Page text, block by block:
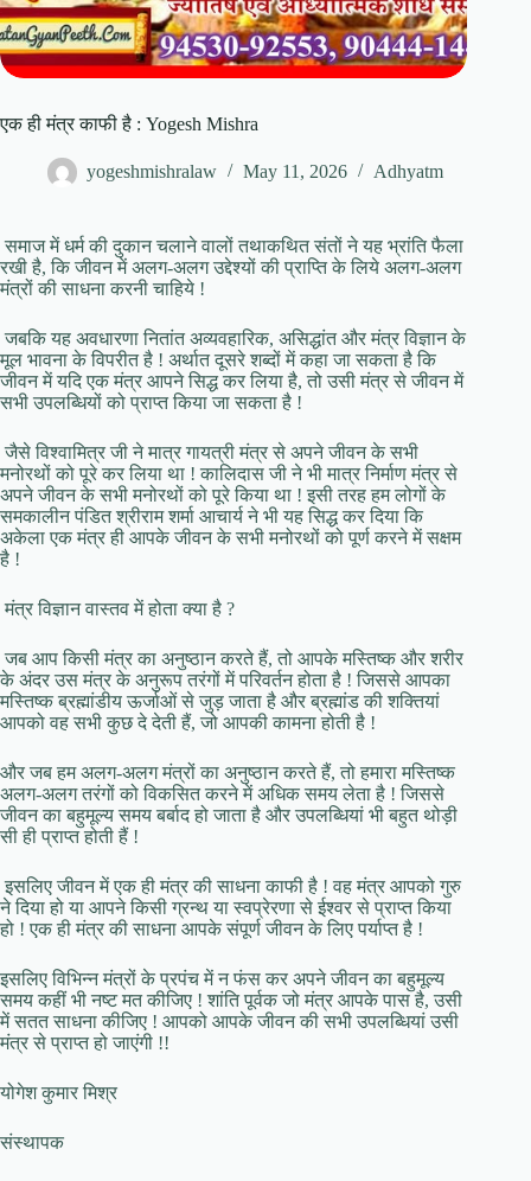
एक ही मंत्र काफी है : Yogesh Mishra
yogeshmishralaw May 11, 2026 Adhyatm
समाज में धर्म की दुकान चलाने वालों तथाकथित संतों ने यह भ्रांति फैला
रखी है, कि जीवन में अलग-अलग उद्देश्यों की प्राप्ति के लिये अलग-अलग
मंत्रों की साधना करनी चाहिये !
जबकि यह अवधारणा नितांत अव्यवहारिक, असिद्धांत और मंत्र विज्ञान के
मूल भावना के विपरीत है ! अर्थात दूसरे शब्दों में कहा जा सकता है कि
जीवन में यदि एक मंत्र आपने सिद्ध कर लिया है, तो उसी मंत्र से जीवन में
सभी उपलब्धियों को प्राप्त किया जा सकता है !
जैसे विश्वामित्र जी ने मात्र गायत्री मंत्र से अपने जीवन के सभी
मनोरथों को पूरे कर लिया था ! कालिदास जी ने भी मात्र निर्माण मंत्र से
अपने जीवन के सभी मनोरथों को पूरे किया था ! इसी तरह हम लोगों के
समकालीन पंडित श्रीराम शर्मा आचार्य ने भी यह सिद्ध कर दिया कि
अकेला एक मंत्र ही आपके जीवन के सभी मनोरथों को पूर्ण करने में सक्षम
है !
मंत्र विज्ञान वास्तव में होता क्या है ?
जब आप किसी मंत्र का अनुष्ठान करते हैं, तो आपके मस्तिष्क और शरीर
के अंदर उस मंत्र के अनुरूप तरंगों में परिवर्तन होता है ! जिससे आपका
मस्तिष्क ब्रह्मांडीय ऊर्जाओं से जुड़ जाता है और ब्रह्मांड की शक्तियां
आपको वह सभी कुछ दे देती हैं, जो आपकी कामना होती है !
और जब हम अलग-अलग मंत्रों का अनुष्ठान करते हैं, तो हमारा मस्तिष्क
अलग-अलग तरंगों को विकसित करने में अधिक समय लेता है ! जिससे
जीवन का बहुमूल्य समय बर्बाद हो जाता है और उपलब्धियां भी बहुत थोड़ी
सी ही प्राप्त होती हैं !
इसलिए जीवन में एक ही मंत्र की साधना काफी है ! वह मंत्र आपको गुरु
ने दिया हो या आपने किसी ग्रन्थ या स्वप्रेरणा से ईश्वर से प्राप्त किया
हो ! एक ही मंत्र की साधना आपके संपूर्ण जीवन के लिए पर्याप्त है !
इसलिए विभिन्न मंत्रों के प्रपंच में न फंस कर अपने जीवन का बहुमूल्य
समय कहीं भी नष्ट मत कीजिए ! शांति पूर्वक जो मंत्र आपके पास है, उसी
में सतत साधना कीजिए ! आपको आपके जीवन की सभी उपलब्धियां उसी
मंत्र से प्राप्त हो जाएंगी !!
योगेश कुमार मिश्र
संस्थापक